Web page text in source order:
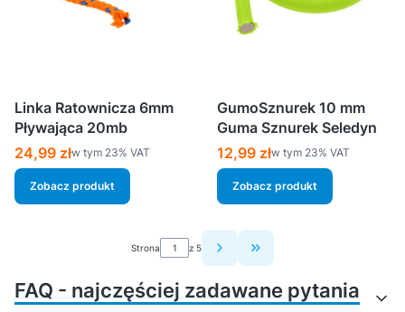
Linka Ratownicza 6mm
Pływająca 20mb
Cena brutto
24,99 złw tym %s VAT
w tym 23% VAT
Zobacz produkt
GumoSznurek 10 mm
Guma Sznurek Seledyn
Cena brutto
12,99 złw tym %s VAT
w tym 23% VAT
Zobacz produkt
Strona z 5
Przejdź do ostatniej strony
FAQ - najczęściej zadawane pytania